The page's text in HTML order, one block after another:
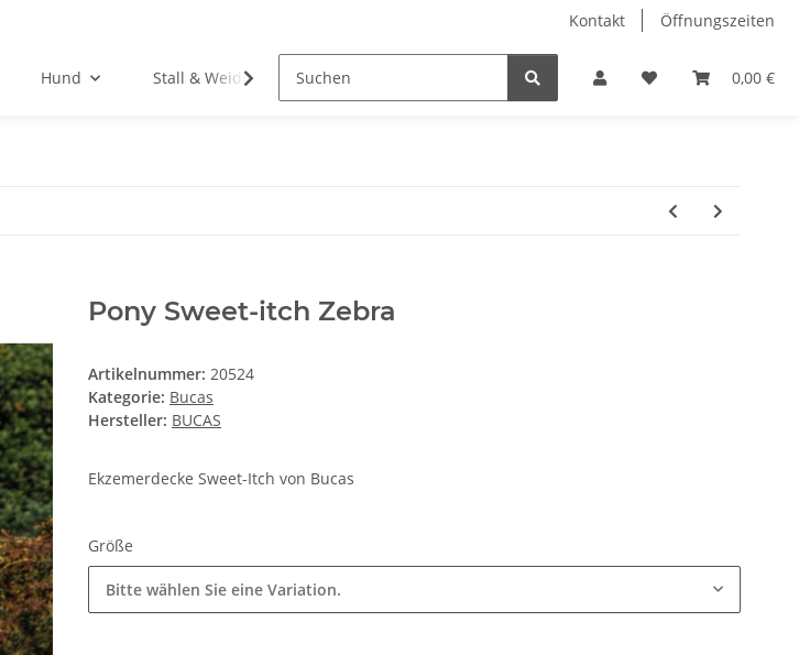
Kontakt Öffnungszeiten
0,00 €
Hund Stall & Weide Hobby Horse Dienstleistungen Geschenkartikel &
Pony Sweet-itch Zebra
Artikelnummer: 20524
Kategorie: Bucas
Hersteller: BUCAS
Ekzemerdecke Sweet-Itch von Bucas
Größe
Bitte wählen Sie eine Variation.